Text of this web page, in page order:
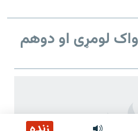
واک لومړی او دوهم